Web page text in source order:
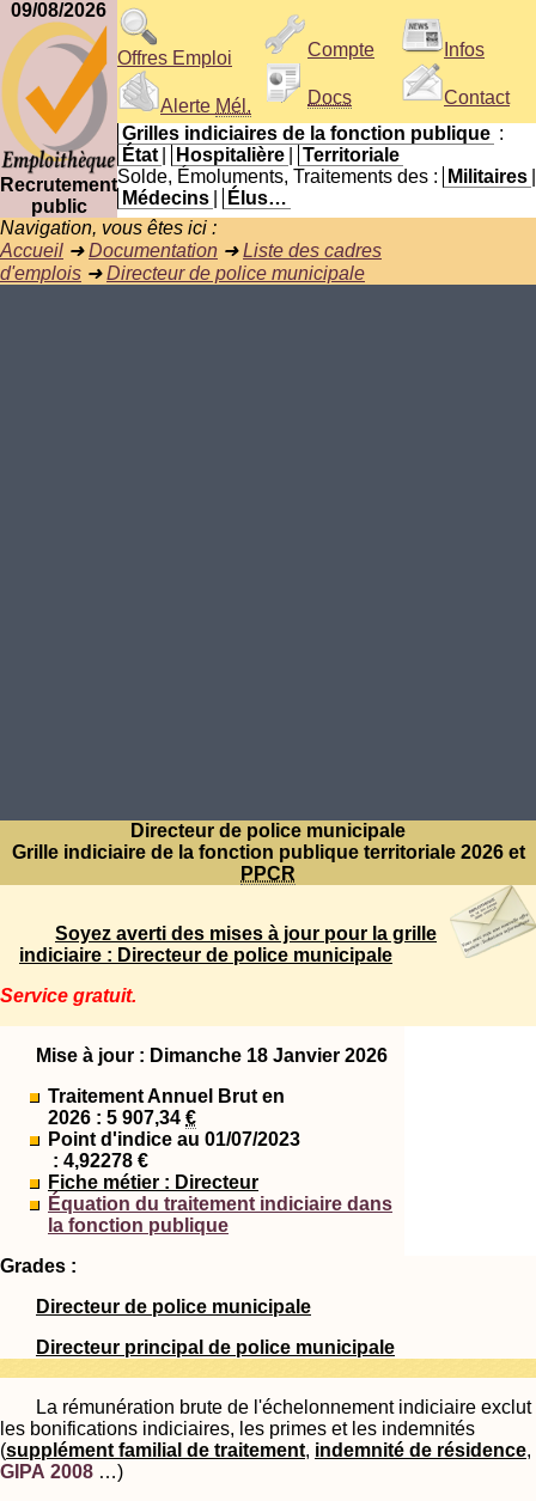
09/08/2026
Recrutement
public
Offres Emploi
Alerte Mél.
Compte
Docs
Infos
Contact
Grilles indiciaires de la fonction publique :
État
Hospitalière
Territoriale
Solde, Émoluments, Traitements des :
Militaires
Médecins
Élus…
Navigation, vous êtes ici :
Accueil ➜Documentation ➜Liste des cadres
d'emplois ➜Directeur de police municipale
Directeur de police municipale
Grille indiciaire de la fonction publique territoriale 2026 et
PPCR
Soyez averti des mises à jour pour la grille
indiciaire : Directeur de police municipale
Service gratuit.
Mise à jour : Dimanche 18 Janvier 2026
Traitement Annuel Brut en
2026 : 5 907,34 €
Point d'indice au 01/07/2023
: 4,92278 €
Fiche métier : Directeur
Équation du traitement indiciaire dans
la fonction publique
Grades :
Directeur de police municipale
Directeur principal de police municipale
La rémunération brute de l'échelonnement indiciaire exclut
les bonifications indiciaires, les primes et les indemnités
(supplément familial de traitement, indemnité de résidence,
GIPA 2008 …)